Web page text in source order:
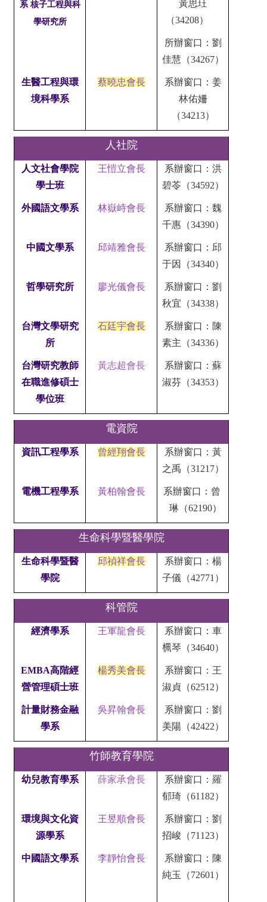
系 核子工程與科
學研究所
黃思玨
（34208）
所辦窗口 ： 劉
佳慧（34267）
生醫工程與環
境科學系
蔡曉忠會長
系辦窗口：姜
林佑姍
（34213）
人社院
人文社會學院
學士班
王愷立會長
系辦窗口：洪
碧苓（34592）
外國語文學系 林嶽峙會長
系辦窗口：魏
千惠（34390）
中國文學系 邱靖雅會長
系辦窗口：邱
于因（34340）
哲學研究所 廖光儀會長
系辦窗口：劉
秋宜（34338）
台灣文學研究
所
石廷宇會長
系辦窗口：陳
素主（34336）
台灣研究教師
在職進修碩士
學位班
黃志超會長
系辦窗口：蘇
淑芬（34353）
電資院
資訊工程學系 曾經翔會長
系辦窗口：黃
之禹（31217）
電機工程學系 黃柏翰會長
系辦窗口：曾
琳（62190）
生命科學暨醫學院
生命科學暨醫
學院
邱禎祥會長
系辦窗口：楊
子儀（42771）
科管院
經濟學系 王軍龍會長
系辦窗口：車
𣑲琴（34640）
EMBA高階經
營管理碩士班
楊秀美會長
系辦窗口：王
淑貞（62512）
計量財務金融
學系
吳昇翰會長
系辦窗口：劉
美陽（42422）
竹師教育學院
幼兒教育學系 薛家承會長
系辦窗口：羅
郁琦（61182）
環境與文化資
源學系
王昱順會長
系辦窗口：劉
招峻（71123）
中國語文學系 李靜怡會長
系辦窗口：陳
純玉（72601）